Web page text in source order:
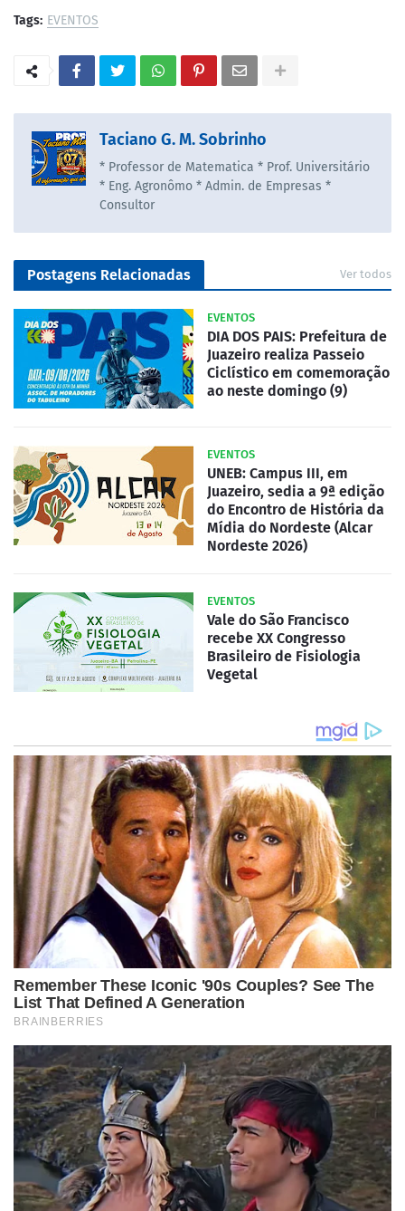
Tags: EVENTOS
Taciano G. M. Sobrinho
* Professor de Matematica * Prof. Universitário
* Eng. Agronômo * Admin. de Empresas *
Consultor
Postagens Relacionadas Ver todos
EVENTOS
DIA DOS PAIS: Prefeitura de
Juazeiro realiza Passeio
Ciclístico em comemoração
ao neste domingo (9)
EVENTOS
UNEB: Campus III, em
Juazeiro, sedia a 9ª edição
do Encontro de História da
Mídia do Nordeste (Alcar
Nordeste 2026)
EVENTOS
Vale do São Francisco
recebe XX Congresso
Brasileiro de Fisiologia
Vegetal